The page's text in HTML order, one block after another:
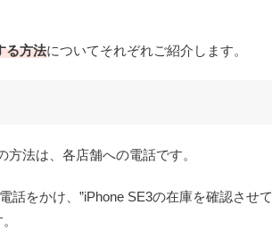
る方法についてそれぞれご紹介します。
法は、 各店舗への電話です。
話をかけ、”iPhone SE3の在庫を確認させて